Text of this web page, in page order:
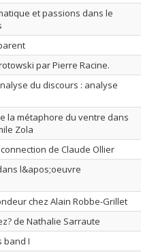
et passions dans le
par Pierre Racine.
du discours : analyse
la métaphore du ventre dans
Zola
de Claude Ollier
l&apos;oeuvre
chez Alain Robbe-Grillet
de Nathalie Sarraute
band I